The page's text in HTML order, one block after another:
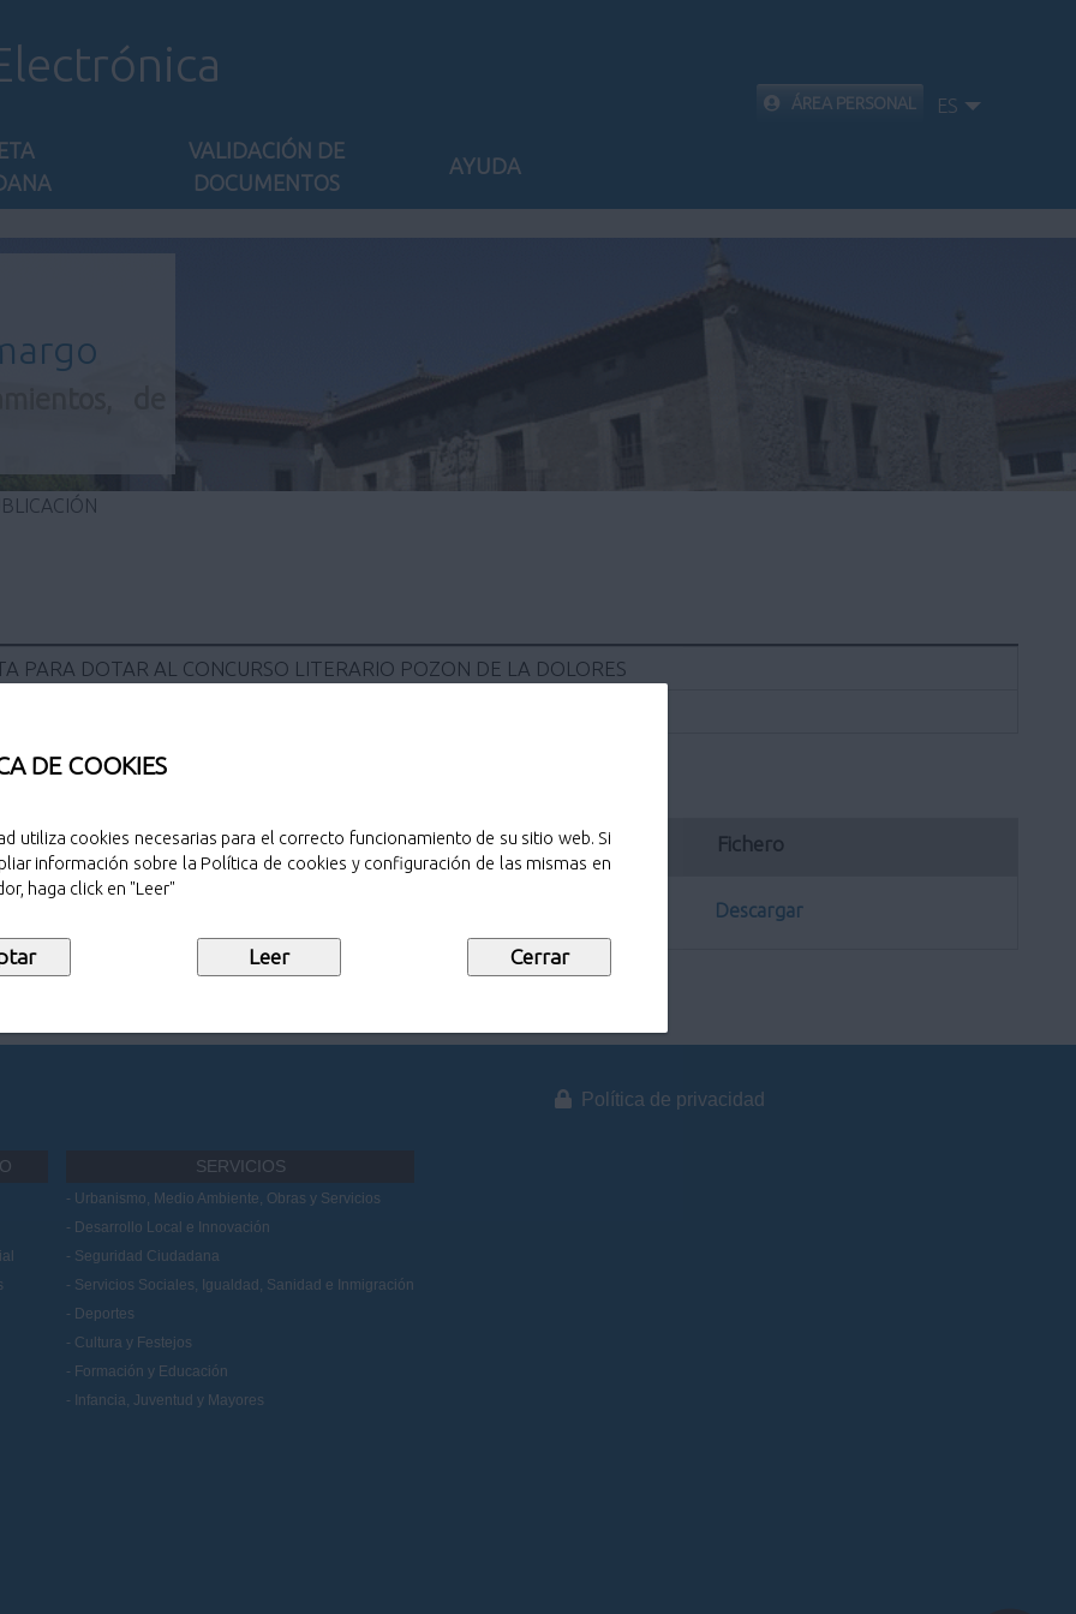
DE COOKIES
utiliza cookies necesarias para el correcto funcionamiento de su sitio web. Si
información sobre la Política de cookies y configuración de las mismas en
haga click en "Leer"
VALIDACIÓN DE
DOCUMENTOS
AYUDA
ÁREA PERSONAL ES
PARA DOTAR AL CONCURSO LITERARIO POZON DE LA DOLORES
Sello de publicación Fichero
CONCURSO LITERARIO POZON DE LA
Descargar
SERVICIOS
Urbanismo, Medio Ambiente, Obras y Servicios
Desarrollo Local e Innovación
Seguridad Ciudadana
Servicios Sociales, Igualdad, Sanidad e Inmigración
Deportes
Cultura y Festejos
Formación y Educación
Infancia, Juventud y Mayores
Política de privacidad